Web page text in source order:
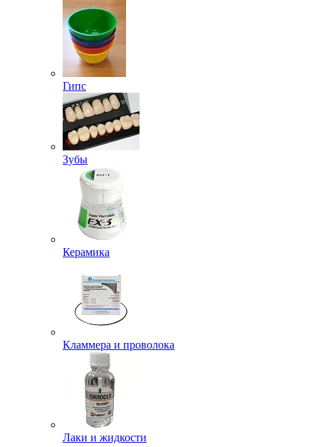
Гипс
Зубы
Керамика
Кламмера и проволока
Лаки и жидкости